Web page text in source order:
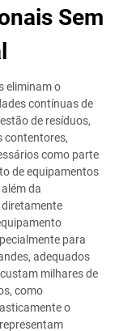
Sem
eliminam o
contínuas de
de resíduos,
contentores,
como parte
de equipamentos
da
para
adequados
milhares de
como
o